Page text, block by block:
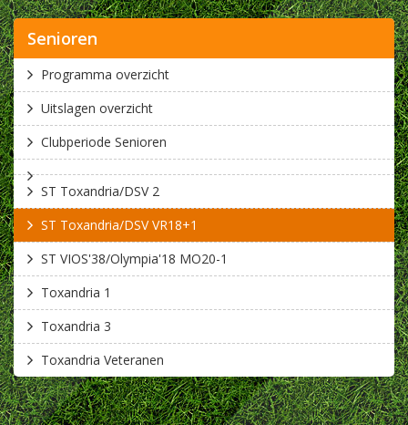
Senioren
Programma overzicht
Uitslagen overzicht
Clubperiode Senioren
ST Toxandria/DSV 2
ST Toxandria/DSV VR18+1
ST VIOS'38/Olympia'18 MO20-1
Toxandria 1
Toxandria 3
Toxandria Veteranen